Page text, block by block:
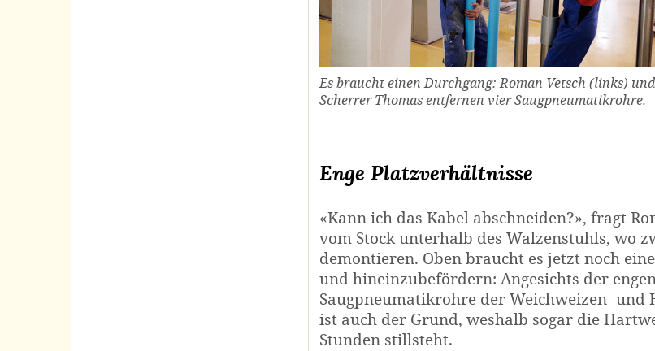
Es braucht einen Durchgang: Roman Vetsch (links) und
Scherrer Thomas entfernen vier Saugpneumatikrohre.
Enge Platzverhältnisse
«Kann ich das Kabel abschneiden?», fragt
vom Stock unterhalb des Walzenstuhls, wo
demontieren. Oben braucht es jetzt noch
und hineinzubefördern: Angesichts der
Saugpneumatikrohre der Weichweizen-
ist auch der Grund, weshalb sogar die
Stunden stillsteht.